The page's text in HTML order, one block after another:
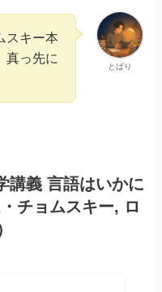
とばり
スキー本
真っ先に
講義 言語はいかに
チョムスキー, ロ